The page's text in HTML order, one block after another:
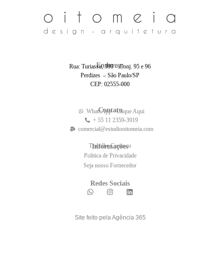
Endereço
Rua: Turiassu, 390 – Conj. 95 e 96
Perdizes – São Paulo/SP
CEP: 02555-000
Contato
WhatsApp - Clique Aqui
+ 55 11 2359-3919
comercial@estudiooitomeia.com
Informações
Trabalhe Conosco
Politica de Privacidade
Seja nosso Fornecedor
Redes Sociais
Site feito pela Agência 365